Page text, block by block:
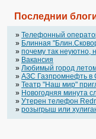
Последнии
» Телефонный
» Блинная
» почему так неуютно,
» Вакансия
» Любимый город
» АЗС Газпромнефть в
» Театр "Наш мир"
» Новогодняя минута
» Утерен телефон
» розыгрыш или